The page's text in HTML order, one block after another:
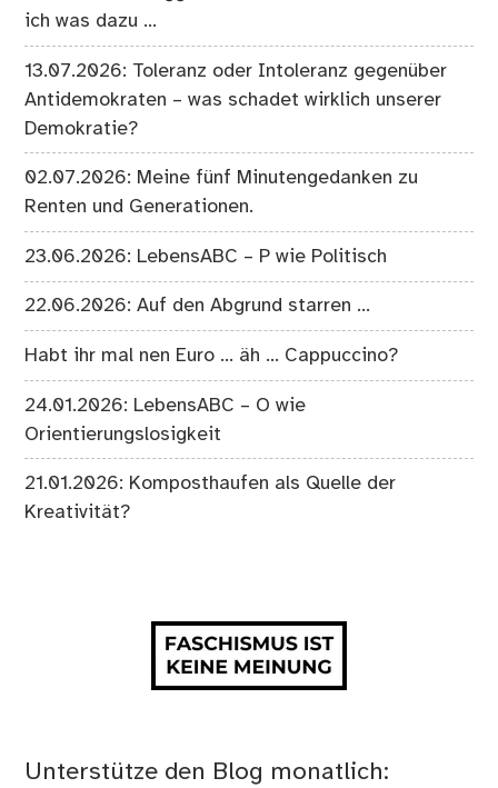
ich was dazu …
13.07.2026: Toleranz oder Intoleranz gegenüber
Antidemokraten – was schadet wirklich unserer
Demokratie?
02.07.2026: Meine fünf Minutengedanken zu
Renten und Generationen.
23.06.2026: LebensABC – P wie Politisch
22.06.2026: Auf den Abgrund starren …
Habt ihr mal nen Euro … äh … Cappuccino?
24.01.2026: LebensABC – O wie
Orientierungslosigkeit
21.01.2026: Komposthaufen als Quelle der
Kreativität?
Unterstütze den Blog monatlich: